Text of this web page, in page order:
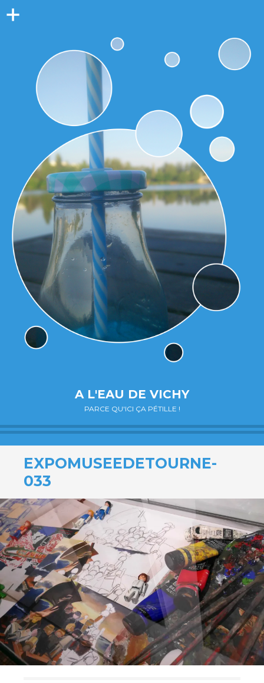
A L'EAU DE VICHY
PARCE QU'ICI ÇA PÉTILLE !
EXPOMUSEEDETOURNE-
033